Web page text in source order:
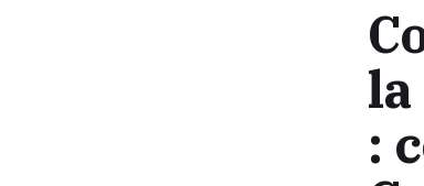
la
: